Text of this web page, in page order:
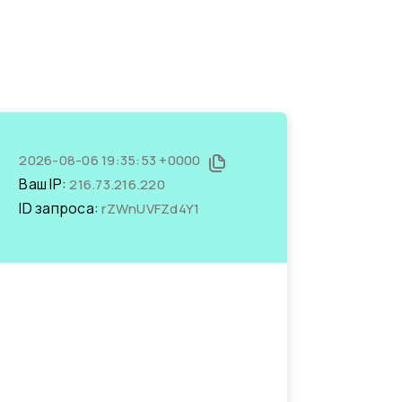
2026-08-06 19:35:53 +0000
Ваш IP:216.73.216.220
ID запроса:rZWnUVFZd4Y1